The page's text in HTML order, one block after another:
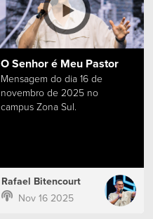
O Senhor é Meu Pastor
Mensagem do dia 16 de
novembro de 2025 no
campus Zona Sul.
Rafael Bitencourt
Nov 16 2025